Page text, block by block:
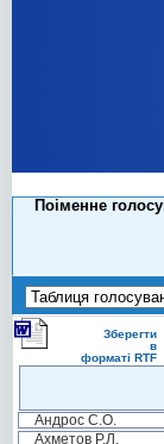
Поіменне
Зберегти
в
форматі RTF
Андрос С.О.
Ахметов Р.Л.